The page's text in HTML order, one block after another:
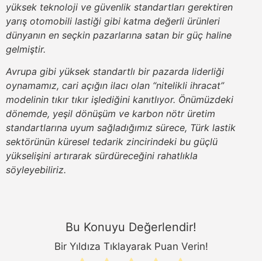
yüksek teknoloji ve güvenlik standartları gerektiren
yarış otomobili lastiği gibi katma değerli ürünleri
dünyanın en seçkin pazarlarına satan bir güç haline
gelmiştir.
Avrupa gibi yüksek standartlı bir pazarda liderliği
oynamamız, cari açığın ilacı olan “nitelikli ihracat”
modelinin tıkır tıkır işlediğini kanıtlıyor. Önümüzdeki
dönemde, yeşil dönüşüm ve karbon nötr üretim
standartlarına uyum sağladığımız sürece, Türk lastik
sektörünün küresel tedarik zincirindeki bu güçlü
yükselişini artırarak sürdüreceğini rahatlıkla
söyleyebiliriz.
Bu Konuyu Değerlendir!
Bir Yıldıza Tıklayarak Puan Verin!